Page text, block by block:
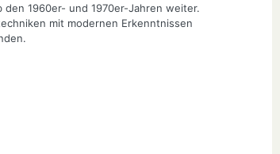
1960er- und 1970er-Jahren weiter.
mit modernen Erkenntnissen